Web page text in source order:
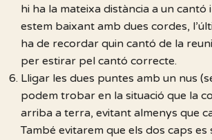
hi ha la mateixa distància a un cantó i
estem baixant amb dues cordes,
ha de recordar quin cantó de la
per estirar pel cantó correcte.
Lligar les dues puntes amb un nus
podem trobar en la situació que la
arriba a terra, evitant almenys que
També evitarem que els dos caps es